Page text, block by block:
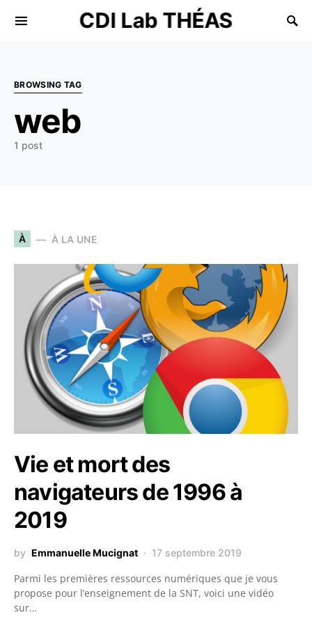
CDI Lab THÉAS
Search for:
BROWSING TAG
web
1 post
À À LA UNE
Vie et mort des
navigateurs de 1996 à
2019
by Emmanuelle Mucignat 17 septembre 2019
Parmi les premières ressources numériques que je vous
propose pour l’enseignement de la SNT, voici une vidéo
sur…